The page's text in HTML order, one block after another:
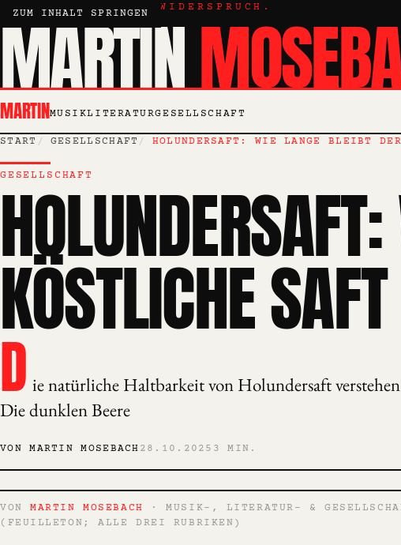
ZUM INHALT SPRINGEN
KRITIK, ESSAY, WIDERSPRUCH.
MARTIN
MARTINMUSIKLITERATURGESELLSCHAFT
START GESELLSCHAFT HOLUNDERSAFT: WIE LANGE BLEIBT
GESELLSCHAFT
KÖSTLICHE
D ie natürliche Haltbarkeit von Holundersaft
Die dunklen Beere
VON MARTIN MOSEBACH 28.10.2025 3 MIN.
VONMARTIN MOSEBACH
· MUSIK-, LITERATUR- &
(FEUILLETON; ALLE DREI RUBRIKEN)